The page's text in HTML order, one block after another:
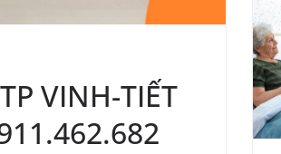
VINH-TIẾT